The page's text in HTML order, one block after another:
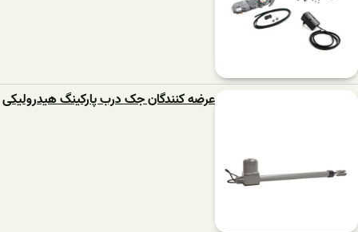
عرضه کنندگان جک درب پارکینگ هیدرولیکی